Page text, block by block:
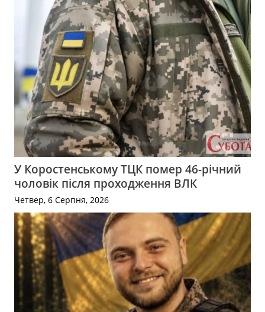
У Коростенському ТЦК помер 46-річний
чоловік після проходження ВЛК
Четвер, 6 Серпня, 2026